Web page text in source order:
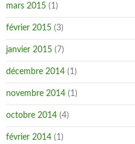
mars 2015 (1)
février 2015 (3)
janvier 2015 (7)
décembre 2014 (1)
novembre 2014 (1)
octobre 2014 (4)
février 2014 (1)